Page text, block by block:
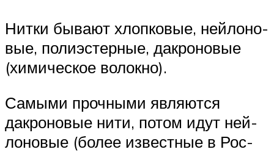
Нит­ки быва­ют хлоп­ко­вые, ней­ло­но­
вые, поли­эс­тер­ные, дакро­но­вые
(хими­че­ское волокно).
Самы­ми проч­ны­ми явля­ют­ся
дакро­но­вые нити, потом идут ней­
ло­но­вые (более извест­ные в Рос­